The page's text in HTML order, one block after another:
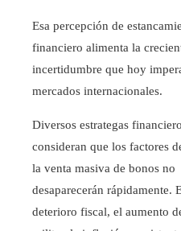
Esa percepción de
financiero alimenta la
incertidumbre que hoy
mercados internacionales.
Diversos estrategas
consideran que los factores
la venta masiva de bonos no
desaparecerán rápidamente.
deterioro fiscal, el aumento